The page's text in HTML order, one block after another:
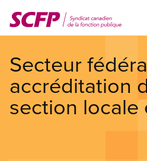
au
contenu
Secteur
accréditation
section locale